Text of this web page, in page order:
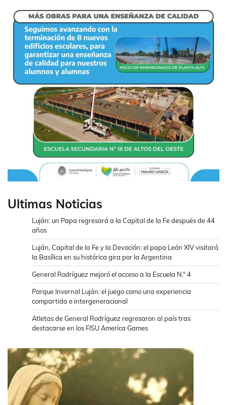
Ultimas Noticias
Luján: un Papa regresará a la Capital de la Fe después de 44
años
Luján, Capital de la Fe y la Devoción: el papa León XIV visitará
la Basílica en su histórica gira por la Argentina
General Rodríguez mejoró el acceso a la Escuela N.° 4
Parque Invernal Luján: el juego como una experiencia
compartida e intergeneracional
Atletas de General Rodríguez regresaron al país tras
destacarse en los FISU America Games